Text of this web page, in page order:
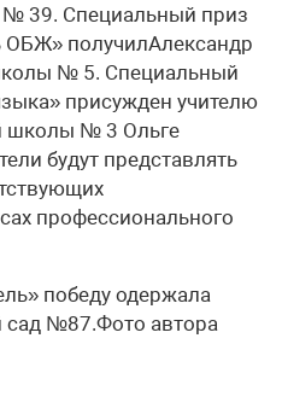
39. Специальный приз
ОБЖ» получилАлександр
№ 5. Специальный
присужден учителю
школы № 3 Ольге
будут представлять
профессионального
победу одержала
сад №87.Фото автора